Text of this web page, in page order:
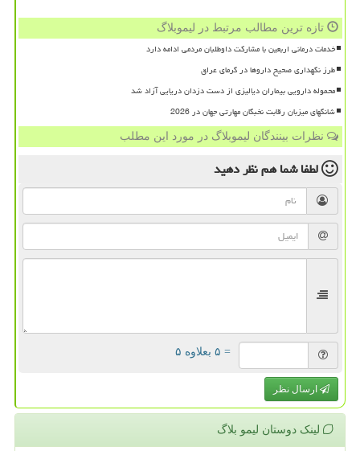
تازه ترین مطالب مرتبط در لیموبلاگ
خدمات درمانی اربعین با مشارکت داوطلبان مردمی ادامه دارد
طرز نگهداری صحیح داروها در گرمای عراق
محموله دارویی بیماران دیالیزی از دست دزدان دریایی آزاد شد
شانگهای میزبان رقابت نخبگان مهارتی جهان در 2026
نظرات بینندگان لیموبلاگ در مورد این مطلب
لطفا شما همنظر دهید
= ۵ بعلاوه ۵
ارسال نظر
لینک دوستان لیمو بلاگ